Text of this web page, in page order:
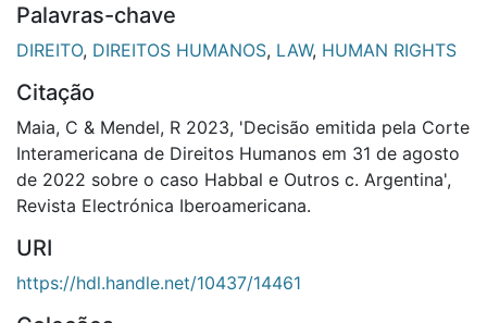
Palavras-chave
DIREITO, DIREITOS HUMANOS, LAW, HUMAN RIGHTS
Citação
Maia, C & Mendel, R 2023, 'Decisão emitida pela Corte
Interamericana de Direitos Humanos em 31 de agosto
de 2022 sobre o caso Habbal e Outros c. Argentina',
Revista Electrónica Iberoamericana.
URI
https://hdl.handle.net/10437/14461